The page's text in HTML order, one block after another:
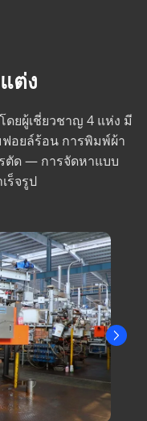
ต่ง
ดยผู้เชี่ยวชาญ 4 แห่ง มี
ฟอยล์ร้อน การพิมพ์ผ้า
ตัด — การจัดหาแบบ
ร็จรูป